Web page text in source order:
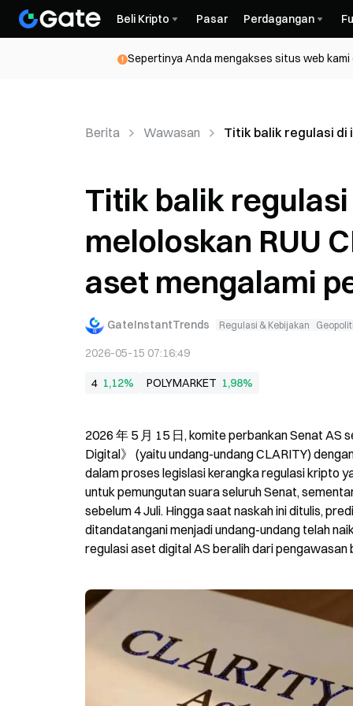
Beli Kripto Pasar Perdagangan
Sepertinya Anda mengakses situs web
Berita Wawasan Titik balik regulasi di
Titik balik
meloloskan RUU
aset mengalami
GateInstantTrends Regulasi & Kebijakan
2026-05-15 07:16:49
4 1,12% POLYMARKET 1,98%
2026 年 5 月 15 日, komite perbankan Senat AS
Digital》 (yaitu undang-undang CLARITY)
dalam proses legislasi kerangka regulasi kripto
untuk pemungutan suara seluruh Senat,
sebelum 4 Juli. Hingga saat naskah ini ditulis,
ditandatangani menjadi undang-undang telah
regulasi aset digital AS beralih dari pengawasan